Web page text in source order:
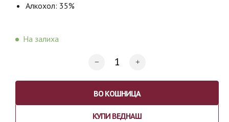
Алкохол: 35%
На залиха
ВО КОШНИЦА
КУПИ ВЕДНАШ